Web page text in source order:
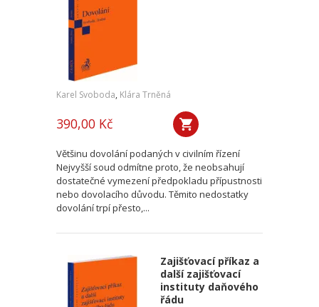
Karel Svoboda, Klára Trněná
390,00 Kč
Většinu dovolání podaných v civilním řízení
Nejvyšší soud odmítne proto, že neobsahují
dostatečné vymezení předpokladu přípustnosti
nebo dovolacího důvodu. Těmito nedostatky
dovolání trpí přesto,...
Zajišťovací příkaz a
další zajišťovací
instituty daňového
řádu